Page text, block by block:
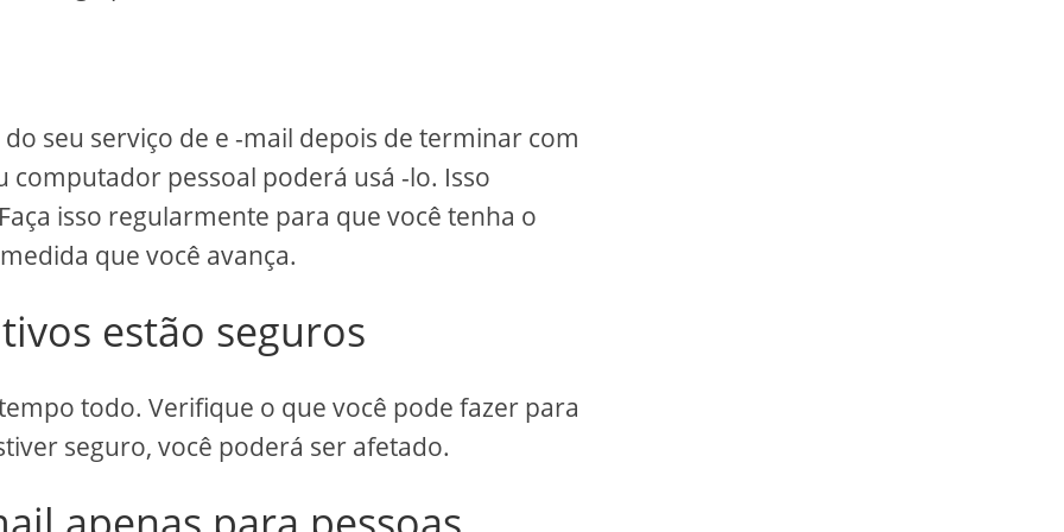
seu serviço de e -mail depois de terminar com
pessoal poderá usá -lo. Isso
isso regularmente para que você tenha o
que você avança.
estão seguros
todo. Verifique o que você pode fazer para
seguro, você poderá ser afetado.